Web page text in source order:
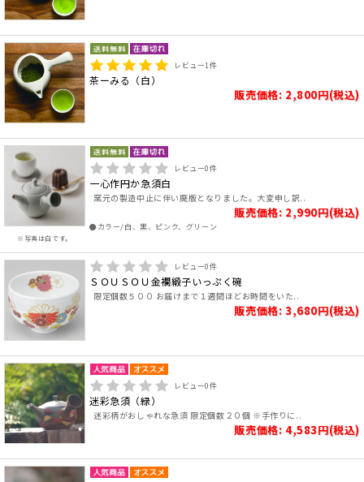
レビュー1件
茶ーみる（白）
販売価格: 2,800円(税込)
※写真は白です。
レビュー0件
一心作円か急須白
窯元の製造中止に伴い廃版となりました。大変申し訳..
販売価格: 2,990円(税込)
●カラー/白、黒、ピンク、グリーン
レビュー0件
ＳＯＵＳＯＵ金襴緞子いっぷく碗
限定個数５００ お届けまで１週間ほどお時間をいた..
販売価格: 3,680円(税込)
レビュー0件
迷彩急須（緑）
迷彩柄がおしゃれな急須 限定個数２０個 ※手作りに..
販売価格: 4,583円(税込)